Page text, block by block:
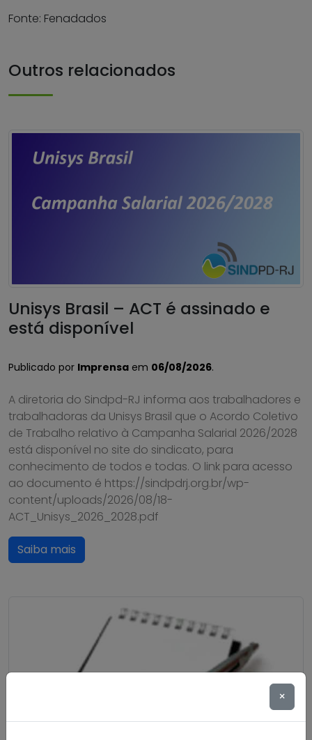
Fonte: Fenadados
Outros relacionados
Unisys Brasil – ACT é assinado e
está disponível
Publicado por Imprensa em 06/08/2026.
A diretoria do Sindpd-RJ informa aos trabalhadores e
trabalhadoras da Unisys Brasil que o Acordo Coletivo
de Trabalho relativo à Campanha Salarial 2026/2028
está disponível no site do sindicato, para
conhecimento de todos e todas. O link para acesso
ao documento é https://sindpdrj.org.br/wp-
content/uploads/2026/08/18-
ACT_Unisys_2026_2028.pdf
Saiba mais
×